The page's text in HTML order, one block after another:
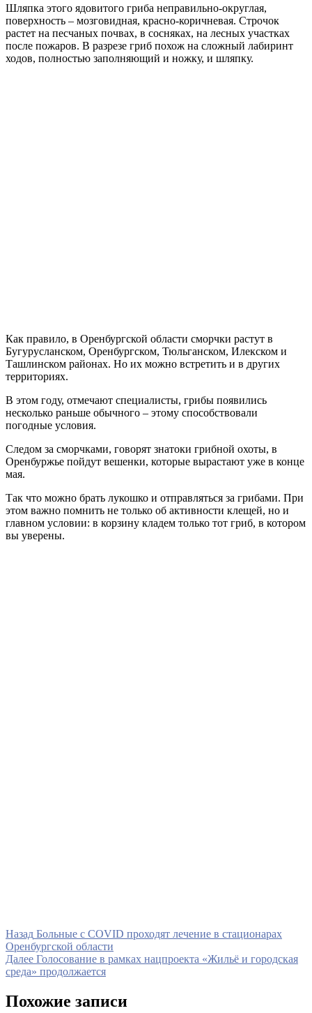
Шляпка этого ядовитого гриба неправильно-округлая,
поверхность – мозговидная, красно-коричневая. Строчок
растет на песчаных почвах, в сосняках, на лесных участках
после пожаров. В разрезе гриб похож на сложный лабиринт
ходов, полностью заполняющий и ножку, и шляпку.
Как правило, в Оренбургской области сморчки растут в
Бугурусланском, Оренбургском, Тюльганском, Илекском и
Ташлинском районах. Но их можно встретить и в других
территориях.
В этом году, отмечают специалисты, грибы появились
несколько раньше обычного – этому способствовали
погодные условия.
Следом за сморчками, говорят знатоки грибной охоты, в
Оренбуржье пойдут вешенки, которые вырастают уже в конце
мая.
Так что можно брать лукошко и отправляться за грибами. При
этом важно помнить не только об активности клещей, но и
главном условии: в корзину кладем только тот гриб, в котором
вы уверены.
Навигация
по
записям
Назад Предыдущая
запись
Больные с COVID проходят лечение в стационарах
Оренбургской области
Далее Следующая
запись
Голосование в рамках нацпроекта «Жильё и городская
среда» продолжается
Похожие записи